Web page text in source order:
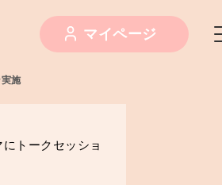
マイページ
施
トークセッショ